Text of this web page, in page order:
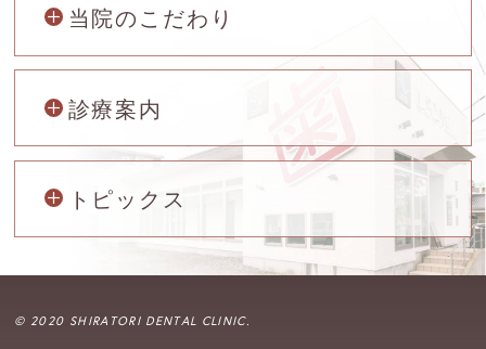
当院のこだわり
診療案内
トピックス
© 2020 SHIRATORI DENTAL CLINIC.